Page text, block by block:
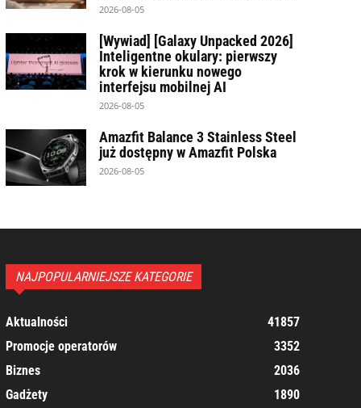
2026-08-05
[Wywiad] [Galaxy Unpacked 2026]
Inteligentne okulary: pierwszy
krok w kierunku nowego
interfejsu mobilnej AI
2026-08-05
Amazfit Balance 3 Stainless Steel
już dostępny w Amazfit Polska
2026-08-05
NAJPOPULARNIEJSZE KATEGORIE
Aktualności
41857
Promocje operatorów
3352
Biznes
2036
Gadżety
1890